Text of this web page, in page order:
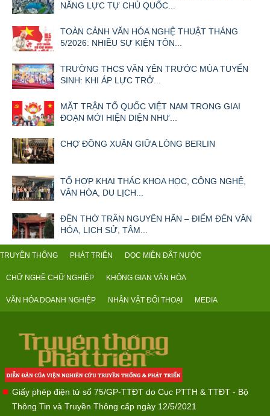
NĂNG LỰC TỰ CHỦ QUỐC...
TOÀN CẢNH VĂN HÓA NGHỆ THUẬT THÁNG
5/2026: NHIỀU SỰ KIỆN TÔN...
TRƯỜNG THCS VĂN YÊN TRƯỚC MÙA TUYỂN
SINH: KHI ÁP LỰC TRỞ...
MẶT TRẬN TỔ QUỐC VIỆT NAM TRONG GIAI
ĐOẠN MỚI HIỆN DIỆN NHƯ...
CHỢ ĐỒNG XUÂN GIỮA LÒNG BERLIN
TỔ HỢP KHAI THÁC KHOA HỌC, CÔNG NGHỆ,
VĂN HÓA, DU LỊCH...
ĐỀN THỜ TRẦN NGUYÊN HÃN – ĐIỂM ĐẾN VĂN
HÓA, LỊCH SỬ, TÂM...
TRUYỀN THỐNG PHÁT TRIỂN DỌC MIỀN ĐẤT NƯỚC
CHỮ NGHỀ CHỮ NGHIỆP KHÔNG GIAN VĂN HÓA
VĂN HÓA DOANH NGHIỆP NHÂN VẬT ĐỐI THOẠI MEDIA
Giấy phép điện tử số 75/GP-TTĐT do Cục PTTH & TTĐT - Bộ
Thông Tin và Truyền Thông cấp ngày 12/5/2021